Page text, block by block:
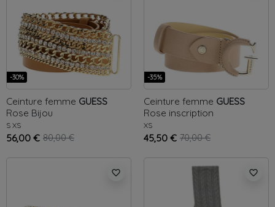
-30%
Ceinture femme GUESS
Rose Bijou
S XS
56,00 € 80,00 €
-35%
Ceinture femme GUESS
Rose inscription
XS
45,50 € 70,00 €
favorite_border favorite_border